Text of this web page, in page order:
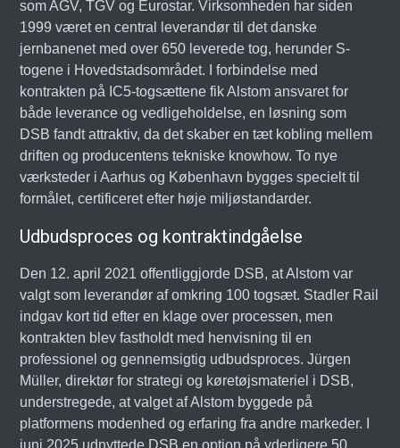
som AGV, TGV og Eurostar. Virksomheden har siden
1999 været en central leverandør til det danske
jernbanenet med over 650 leverede tog, herunder S-
togene i Hovedstadsområdet. I forbindelse med
kontrakten på IC5-togsættene fik Alstom ansvaret for
både leverance og vedligeholdelse, en løsning som
DSB fandt attraktiv, da det skaber en tæt kobling mellem
driften og producentens tekniske knowhow. To nye
værksteder i Aarhus og København bygges specielt til
formålet, certificeret efter høje miljøstandarder.
Udbudsproces og kontraktindgåelse
Den 12. april 2021 offentliggjorde DSB, at Alstom var
valgt som leverandør af omkring 100 togsæt. Stadler Rail
indgav kort tid efter en klage over processen, men
kontrakten blev fastholdt med henvisning til en
professionel og gennemsigtig udbudsproces. Jürgen
Müller, direktør for strategi og køretøjsmateriel i DSB,
understregede, at valget af Alstom byggede på
platformens modenhed og erfaring fra andre markeder. I
juni 2025 udnyttede DSB en option på yderligere 50